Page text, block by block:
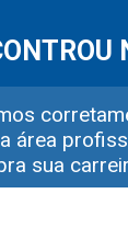
área
sua